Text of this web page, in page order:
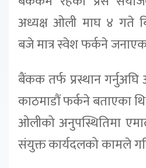
अध्यक्ष ओली माघ ४ गते
बजे मात्र स्वेश फर्कने
बैंकक तर्फ प्रस्थान
काठमाडौं फर्कने बताएका
ओलीको अनुपस्थितिमा
संयुक्त कार्यदलको कामले